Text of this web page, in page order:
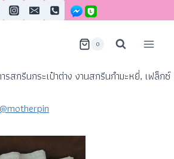
0
รสกรีนกระเป๋าต่าง งานสกรีนกำมะหยี่, เฟล็กซ์